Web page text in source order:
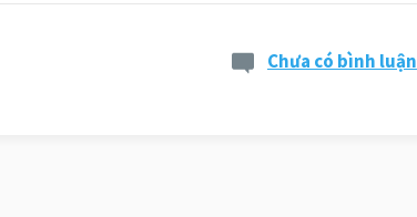
Chưa có bình luận